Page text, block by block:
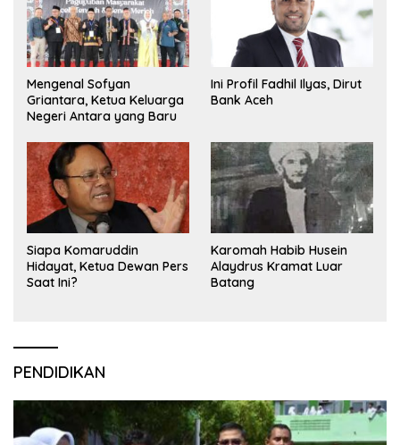
Mengenal Sofyan
Griantara, Ketua Keluarga
Negeri Antara yang Baru
Ini Profil Fadhil Ilyas, Dirut
Bank Aceh
Siapa Komaruddin
Hidayat, Ketua Dewan Pers
Saat Ini?
Karomah Habib Husein
Alaydrus Kramat Luar
Batang
PENDIDIKAN